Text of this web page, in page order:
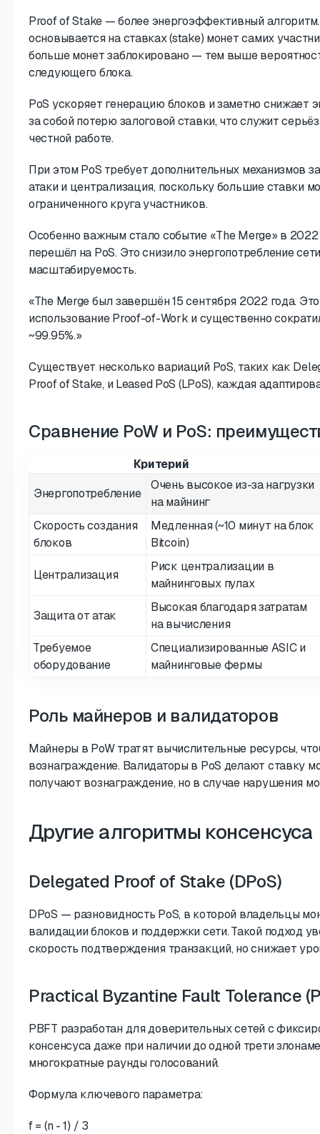
Proof of Stake — более энергоэффективный
основывается на ставках (stake) монет самих
больше монет заблокировано — тем выше
следующего блока.
PoS ускоряет генерацию блоков и заметно снижает
за собой потерю залоговой ставки, что служит
честной работе.
При этом PoS требует дополнительных механизмов
атаки и централизация, поскольку большие ставки
ограниченного круга участников.
Особенно важным стало событие «The Merge» в 2022
перешёл на PoS. Это снизило энергопотребление
масштабируемость.
«The Merge был завершён 15 сентября 2022 года.
использование Proof-of-Work и существенно
~99.95%.»
Существует несколько вариаций PoS, таких как
Proof of Stake, и Leased PoS (LPoS), каждая
Сравнение PoW и PoS:
Критерий
Энергопотребление
Очень высокое из-за нагрузки
на майнинг
Скорость создания
блоков
Медленная (~10 минут на блок
Bitcoin)
Централизация
Риск централизации в
майнинговых пулах
Защита от атак
Высокая благодаря затратам
на вычисления
Требуемое
оборудование
Специализированные ASIC и
майнинговые фермы
Роль майнеров и валидаторов
Майнеры в PoW тратят вычислительные ресурсы,
вознаграждение. Валидаторы в PoS делают ставку
получают вознаграждение, но в случае нарушения
Другие алгоритмы консенсуса
Delegated Proof of Stake (DPoS)
DPoS — разновидность PoS, в которой владельцы
валидации блоков и поддержки сети. Такой подход
скорость подтверждения транзакций, но снижает
Practical Byzantine Fault Tolerance
PBFT разработан для доверительных сетей с
консенсуса даже при наличии до одной трети
многократные раунды голосований.
Формула ключевого параметра:
f = (n - 1) / 3